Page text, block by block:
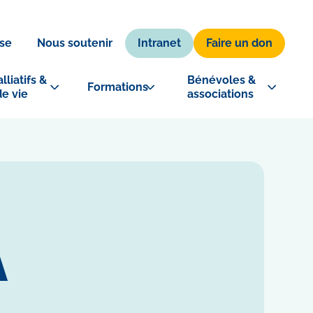
Nous soutenir Intranet Faire un don
&
vie
Formations
Bénévoles &
associations